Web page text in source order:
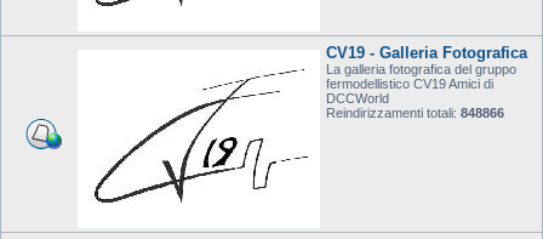
CV19 - Galleria Fotografica
La galleria fotografica del gruppo
fermodellistico CV19 Amici di
DCCWorld
Reindirizzamenti totali: 848866